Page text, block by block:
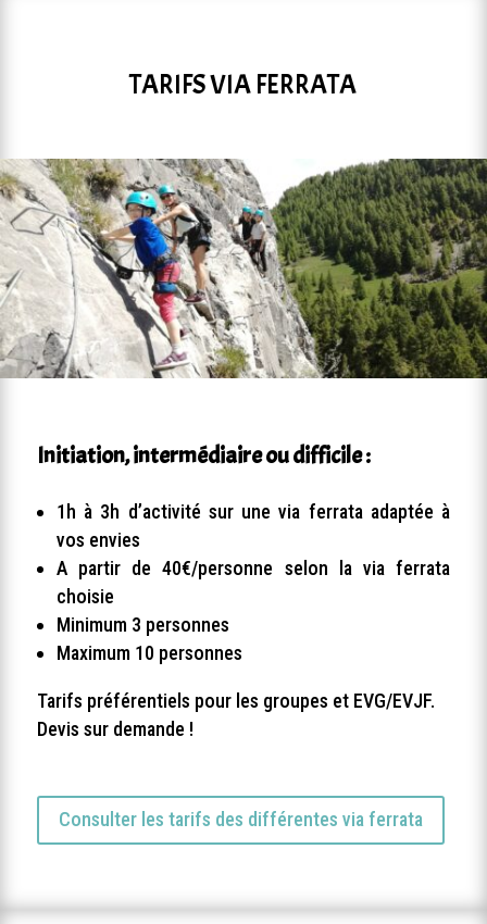
TARIFS VIA FERRATA
Initiation, intermédiaire ou difficile :
1h à 3h d’activité sur une via ferrata adaptée à
vos envies
A partir de 40€/personne selon la via ferrata
choisie
Minimum 3 personnes
Maximum 10 personnes
Tarifs préférentiels pour les groupes et EVG/EVJF.
Devis sur demande !
Consulter les tarifs des différentes via ferrata